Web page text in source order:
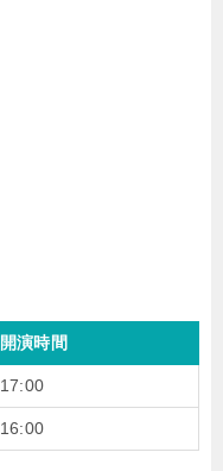
開演時間
17:00
16:00